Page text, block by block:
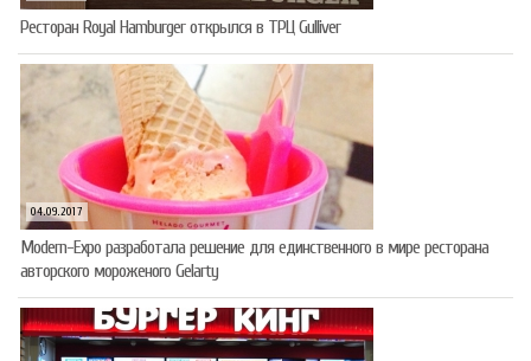
Ресторан Royal Hamburger открылся в ТРЦ Gulliver
04.09.2017
Modern-Expo разработала решение для единственного в мире ресторана
авторского мороженого Gelarty